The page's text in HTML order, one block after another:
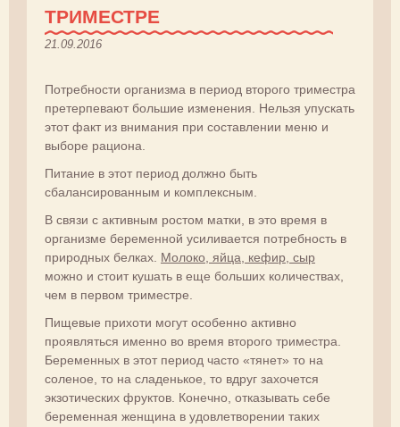
ТРИМЕСТРЕ
21.09.2016
Потребности организма в период второго триместра
претерпевают большие изменения. Нельзя упускать
этот факт из внимания при составлении меню и
выборе рациона.
Питание в этот период должно быть
сбалансированным и комплексным.
В связи с активным ростом матки, в это время в
организме беременной усиливается потребность в
природных белках. Молоко, яйца, кефир, сыр
можно и стоит кушать в еще больших количествах,
чем в первом триместре.
Пищевые прихоти могут особенно активно
проявляться именно во время второго триместра.
Беременных в этот период часто «тянет» то на
соленое, то на сладенькое, то вдруг захочется
экзотических фруктов. Конечно, отказывать себе
беременная женщина в удовлетворении таких